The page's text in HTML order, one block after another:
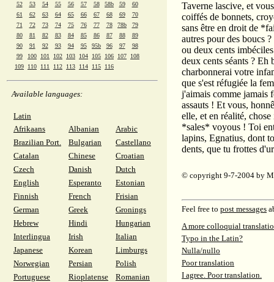
52
53 54 55 56 57 58 58b 59
60
61
62 63 64 65 66 67 68 69
70
71
72 73 74 75 76 77 78 78b
79
80
81 82 83 84 85 86 87 88
89
90
91 92 93 94 95 95b 96 97
98
99
100 101 102 103 104 105 106 107
108
109
110 111 112 113 114 115 116
Available languages:
Latin
Afrikaans
Albanian
Arabic
Brazilian Port.
Bulgarian
Castellano
Catalan
Chinese
Croatian
Czech
Danish
Dutch
English
Esperanto
Estonian
Finnish
French
Frisian
German
Greek
Gronings
Hebrew
Hindi
Hungarian
Interlingua
Irish
Italian
Japanese
Korean
Limburgs
Norwegian
Persian
Polish
Portuguese
Rioplatense
Romanian
Taverne lascive, et
coiffés de bonnets,
sans être en droit de
autres pour des boucs
ou deux cents
deux cents séants ? Eh
charbonnerai votre
que s'est réfugiée la
j'aimais comme jamais
assauts ! Et vous,
elle, et en réalité,
*sales* voyous ! Toi
lapins, Egnatius, dont
dents, que tu frottes
© copyright 9-7-2004 by
Feel free to post messages
A more colloquial
Typo in the Latin?
Nulla/nullo
Poor translation
I agree. Poor translation.